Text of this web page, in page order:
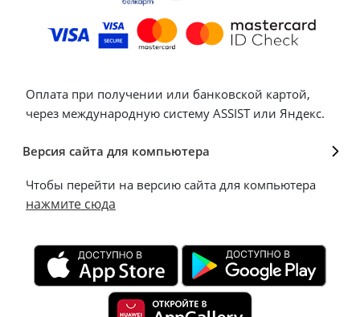
Оплата при получении или банковской картой,
через международную систему ASSIST или Яндекс.
Версия сайта для компьютера
Чтобы перейти на версию сайта для компьютера
нажмите сюда